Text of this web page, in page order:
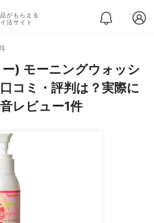
がもらえる
活サイト
) モーニングウォッシ
コミ・評判は？実際に
レビュー1件